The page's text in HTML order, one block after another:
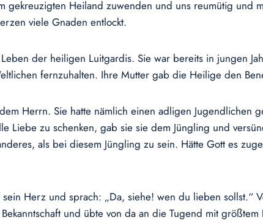
gekreuzigten Heiland zuwenden und uns reumütig
viele Gnaden entlockt.
der heiligen Luitgardis. Sie war bereits in jungen
fernzuhalten. Ihre Mutter gab die Heilige den
Herrn. Sie hatte nämlich einen adligen Jugendlichen
Liebe zu schenken, gab sie sie dem Jüngling und
als bei diesem Jüngling zu sein. Hätte Gott es
Herz und sprach: „Da, siehe! wen du lieben sollst.“
und übte von da an die Tugend mit